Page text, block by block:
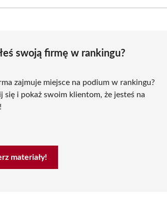
swoją firmę w rankingu?
zajmuje miejsce na podium w rankingu?
się i pokaż swoim klientom, że jesteś na
materiały!